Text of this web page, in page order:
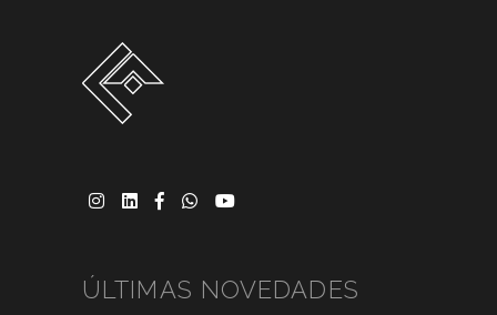
ÚLTIMAS NOVEDADES